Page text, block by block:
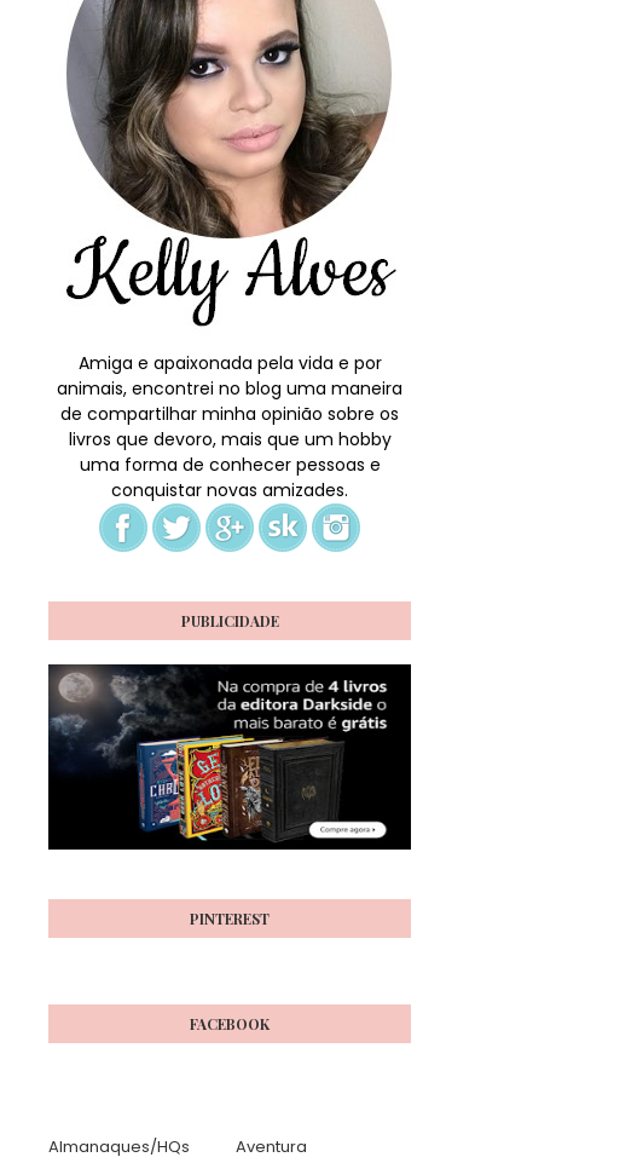
Amiga e apaixonada pela vida e por
animais, encontrei no blog uma maneira
de compartilhar minha opinião sobre os
livros que devoro, mais que um hobby
uma forma de conhecer pessoas e
conquistar novas amizades.
PUBLICIDADE
PINTEREST
FACEBOOK
Almanaques/HQs
Aventura